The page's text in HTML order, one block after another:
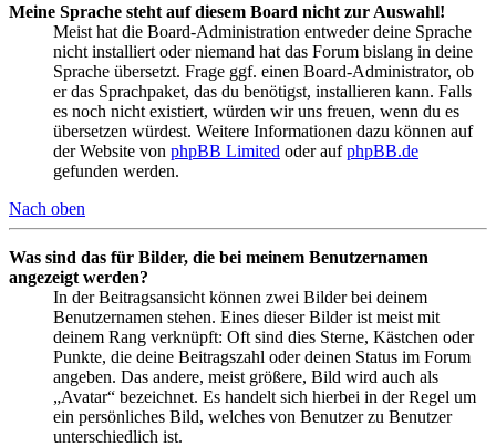
Meine Sprache steht auf diesem Board nicht zur Auswahl!
Meist hat die Board-Administration entweder deine Sprache
nicht installiert oder niemand hat das Forum bislang in deine
Sprache übersetzt. Frage ggf. einen Board-Administrator, ob
er das Sprachpaket, das du benötigst, installieren kann. Falls
es noch nicht existiert, würden wir uns freuen, wenn du es
übersetzen würdest. Weitere Informationen dazu können auf
der Website von phpBB Limited oder aufphpBB.de
gefunden werden.
Nach oben
Was sind das für Bilder, die bei meinem Benutzernamen
angezeigt werden?
In der Beitragsansicht können zwei Bilder bei deinem
Benutzernamen stehen. Eines dieser Bilder ist meist mit
deinem Rang verknüpft: Oft sind dies Sterne, Kästchen oder
Punkte, die deine Beitragszahl oder deinen Status im Forum
angeben. Das andere, meist größere, Bild wird auch als
„Avatar“ bezeichnet. Es handelt sich hierbei in der Regel um
ein persönliches Bild, welches von Benutzer zu Benutzer
unterschiedlich ist.